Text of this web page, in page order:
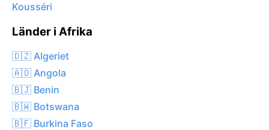
Kousséri
Länder i Afrika
🇩🇿 Algeriet
🇦🇴 Angola
🇧🇯 Benin
🇧🇼 Botswana
🇧🇫 Burkina Faso